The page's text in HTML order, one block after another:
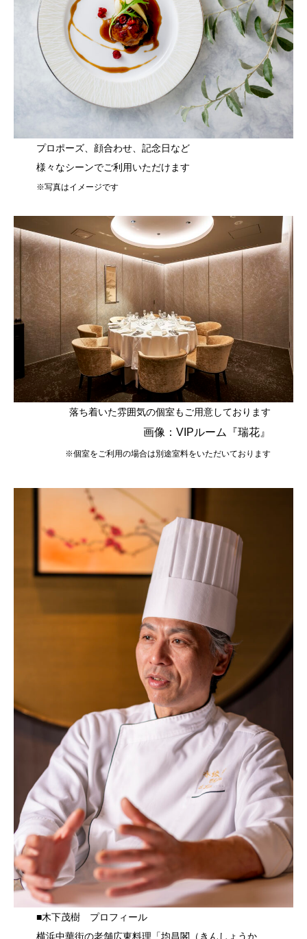
プロポーズ、顔合わせ、記念日など
様々なシーンでご利用いただけます
※写真はイメージです
落ち着いた雰囲気の個室もご用意しております
画像：VIPルーム『瑞花』
※個室をご利用の場合は別途室料をいただいております
■木下茂樹 プロフィール
横浜中華街の老舗広東料理「均昌閣（きんしょうか